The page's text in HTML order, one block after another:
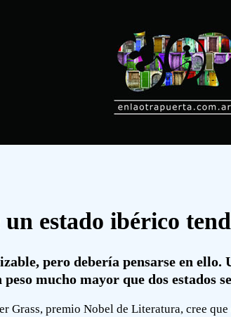
estado ibérico
pero debería pensarse en
mucho mayor que dos
Grass, premio Nobel de Literatura, cree